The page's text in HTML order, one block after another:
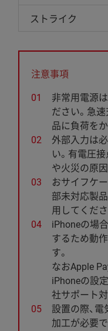
ストライク
注意事項
非常用電源
ださい。急
品に負荷を
外部入力は
い。有電圧
や火災の原
おサイフケ
部未対応製
用してくださ
iPhoneの場
するため動
す。
なおApple
iPhoneの設
社サポート
設置の際、
加工が必要